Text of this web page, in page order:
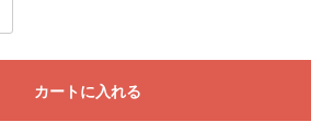
カートに入れる